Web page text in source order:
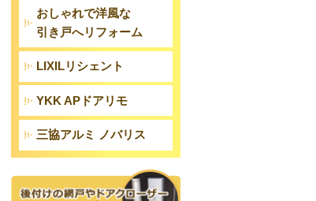
おしゃれで洋風な
引き戸へリフォーム
LIXILリシェント
YKK APドアリモ
三協アルミ ノバリス